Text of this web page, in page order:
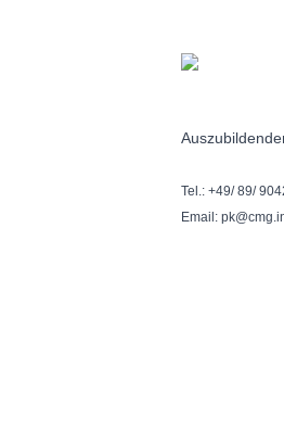
Tel.: +49/ 89/
Email: